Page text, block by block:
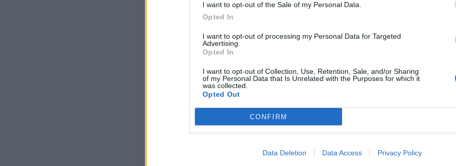
I want to opt-out of the Sale of my Personal Data.
Opted In
I want to opt-out of processing my Personal Data for Targeted
Advertising.
Opted In
I want to opt-out of Collection, Use, Retention, Sale, and/or Sharing
of my Personal Data that Is Unrelated with the Purposes for which it
was collected.
Opted Out
CONFIRM
Data Deletion Data Access Privacy Policy